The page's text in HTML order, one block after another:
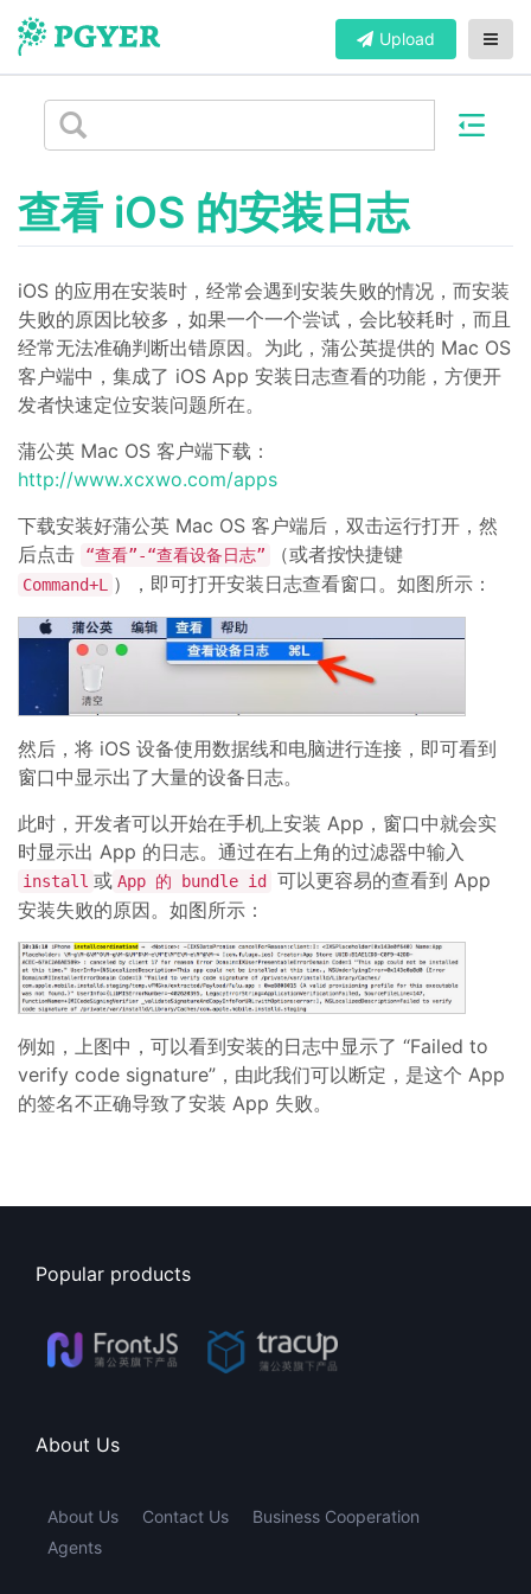
Upload
查看 iOS 的安装日志
iOS 的应用在安装时，经常会遇到安装失败的情况，而安装
失败的原因比较多，如果一个一个尝试，会比较耗时，而且
经常无法准确判断出错原因。为此，蒲公英提供的 Mac OS
客户端中，集成了 iOS App 安装日志查看的功能，方便开
发者快速定位安装问题所在。
蒲公英 Mac OS 客户端下载：
http://www.xcxwo.com/apps
下载安装好蒲公英 Mac OS 客户端后，双击运行打开，然
后点击
“查看”-“查看设备日志” （或者按快捷键
Command+L ），即可打开安装日志查看窗口。如图所示：
然后，将 iOS 设备使用数据线和电脑进行连接，即可看到
窗口中显示出了大量的设备日志。
此时，开发者可以开始在手机上安装 App，窗口中就会实
时显示出 App 的日志。通过在右上角的过滤器中输入
install 或 App 的 bundle id
可以更容易的查看到 App
安装失败的原因。如图所示：
例如，上图中，可以看到安装的日志中显示了 “Failed to
verify code signature”，由此我们可以断定，是这个 App
的签名不正确导致了安装 App 失败。
Popular products
About Us
About Us Contact Us
Business Cooperation
Agents